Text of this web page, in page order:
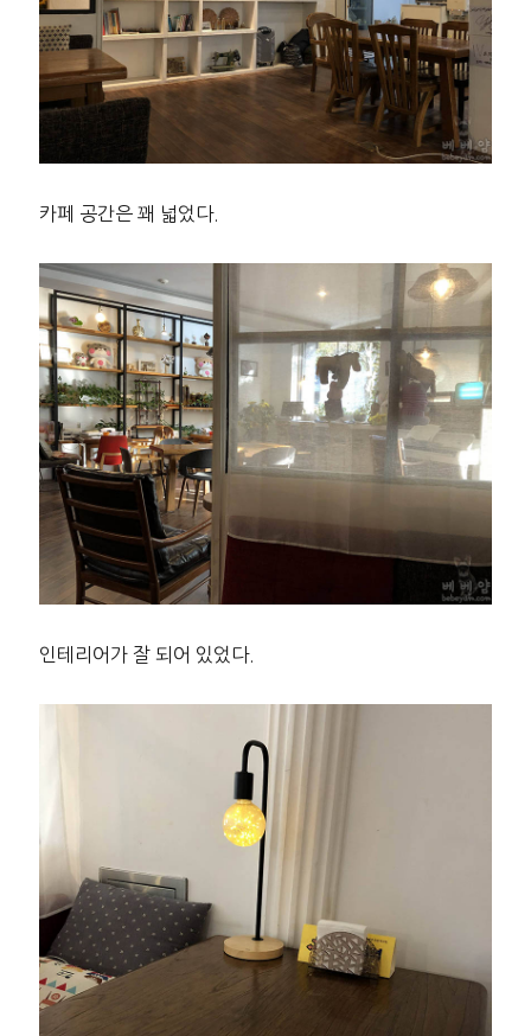
카페 공간은 꽤 넓었다.
인테리어가 잘 되어 있었다.